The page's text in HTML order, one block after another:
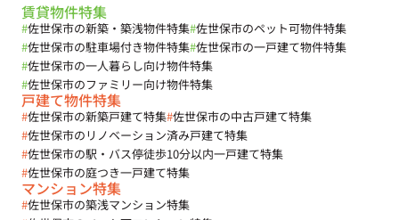
賃貸物件特集
#佐世保市の新築・築浅物件特集#佐世保市のペット可物件特集
#佐世保市の駐車場付き物件特集#佐世保市の一戸建て物件特集
#佐世保市の一人暮らし向け物件特集
#佐世保市のファミリー向け物件特集
戸建て物件特集
#佐世保市の新築戸建て特集#佐世保市の中古戸建て特集
#佐世保市のリノベーション済み戸建て特集
#佐世保市の駅・バス停徒歩10分以内一戸建て特集
#佐世保市の庭つき一戸建て特集
マンション特集
#佐世保市の築浅マンション特集